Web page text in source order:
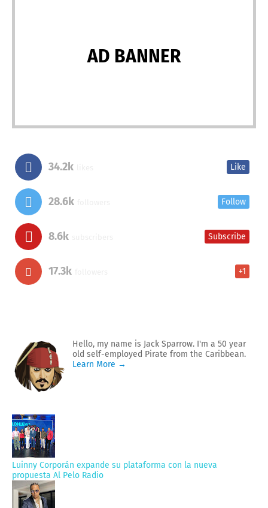
AD BANNER
34.2k Like
28.6k Follow
8.6k Subscribe
17.3k +1
Hello, my name is Jack Sparrow. I'm a 50 year
old self-employed Pirate from the Caribbean.
Learn More →
Luinny Corporán expande su plataforma con la nueva
propuesta Al Pelo Radio